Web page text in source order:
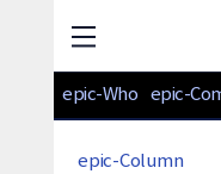
epic-Who epic-
epic-Column